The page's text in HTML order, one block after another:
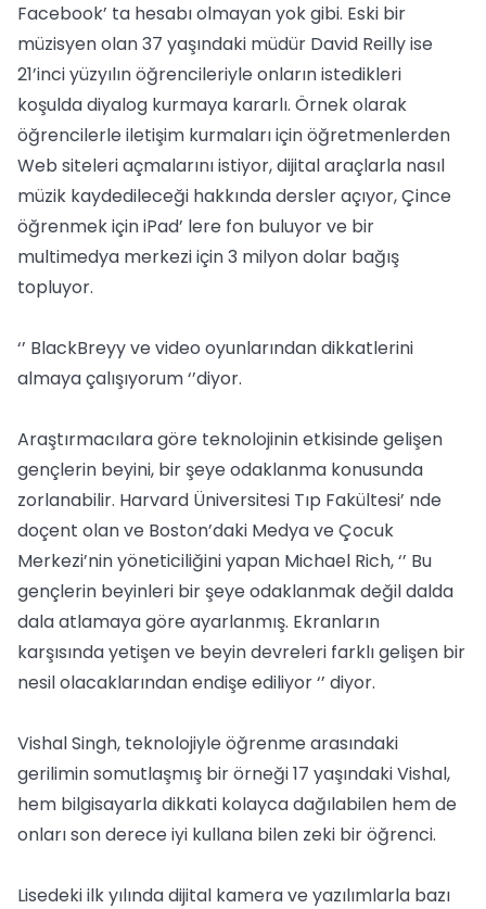
Facebook’ ta hesabı olmayan yok gibi. Eski bir
müzisyen olan 37 yaşındaki müdür David Reilly ise
21’inci yüzyılın öğrencileriyle onların istedikleri
koşulda diyalog kurmaya kararlı. Örnek olarak
öğrencilerle iletişim kurmaları için öğretmenlerden
Web siteleri açmalarını istiyor, dijital araçlarla nasıl
müzik kaydedileceği hakkında dersler açıyor, Çince
öğrenmek için iPad’ lere fon buluyor ve bir
multimedya merkezi için 3 milyon dolar bağış
topluyor.
‘’ BlackBreyy ve video oyunlarından dikkatlerini
almaya çalışıyorum ‘’diyor.
Araştırmacılara göre teknolojinin etkisinde gelişen
gençlerin beyini, bir şeye odaklanma konusunda
zorlanabilir. Harvard Üniversitesi Tıp Fakültesi’ nde
doçent olan ve Boston’daki Medya ve Çocuk
Merkezi’nin yöneticiliğini yapan Michael Rich, ‘’ Bu
gençlerin beyinleri bir şeye odaklanmak değil dalda
dala atlamaya göre ayarlanmış. Ekranların
karşısında yetişen ve beyin devreleri farklı gelişen bir
nesil olacaklarından endişe ediliyor ‘’ diyor.
Vishal Singh, teknolojiyle öğrenme arasındaki
gerilimin somutlaşmış bir örneği 17 yaşındaki Vishal,
hem bilgisayarla dikkati kolayca dağılabilen hem de
onları son derece iyi kullana bilen zeki bir öğrenci.
Lisedeki ilk yılında dijital kamera ve yazılımlarla bazı